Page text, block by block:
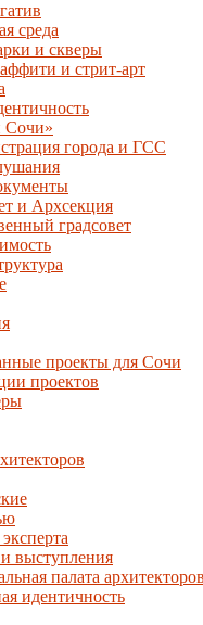
среда
и скверы
и стрит-арт
города и ГСС
и Архсекция
градсовет
проекты для Сочи
проектов
выступления
палата архитекторов
идентичность